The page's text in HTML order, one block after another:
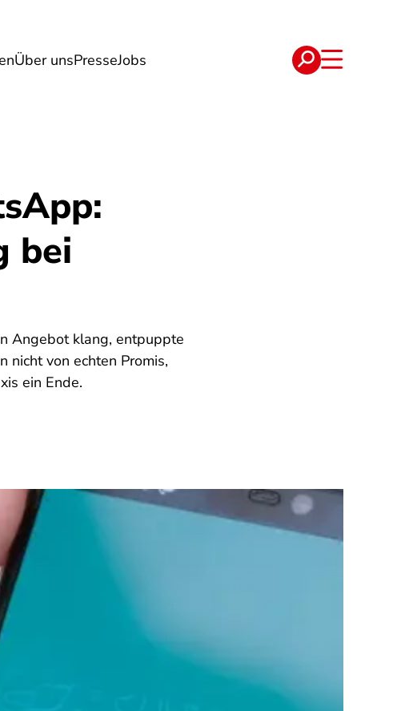
Über unsPresseJobs
Reise Verträge
bei
Angebot klang, entpuppte
nicht von echten Promis,
ein Ende.